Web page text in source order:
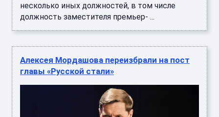
несколько иных должностей, в том числе
должность заместителя премьер- ...
Алексея Мордашова переизбрали на пост
главы «Русской стали»